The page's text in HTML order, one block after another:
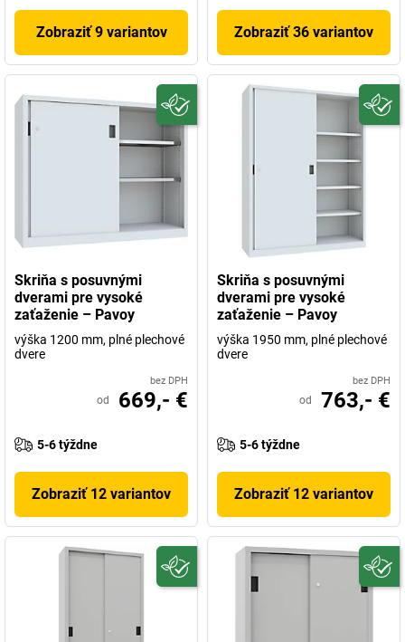
Zobraziť 9 variantov Zobraziť 36 variantov
Skriňa s posuvnými
dverami pre vysoké
zaťaženie – Pavoy
výška 1200 mm, plné plechové
dvere
bez DPH
od 669,- €
5-6 týždne
Zobraziť 12 variantov
Skriňa s posuvnými
dverami pre vysoké
zaťaženie – Pavoy
výška 1950 mm, plné plechové
dvere
bez DPH
od 763,- €
5-6 týždne
Zobraziť 12 variantov